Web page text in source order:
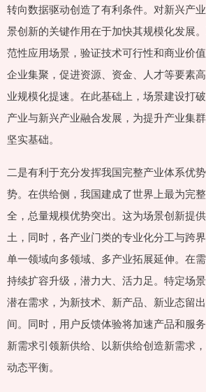
转向数据驱动创造了有利条件。对新兴产
景创新的关键作用在于加快其规模化发展
范性应用场景，验证技术可行性和商业价
企业集聚，促进资源、资金、人才等要素
业规模化提速。在此基础上，场景建设打
产业与新兴产业融合发展，为提升产业集
坚实基础。
二是有利于充分发挥我国完整产业体系优
势。在供给侧，我国建成了世界上最为完
全，总量规模优势突出。这为场景创新提
土，同时，各产业门类的专业化分工与跨
单一领域向多领域、多产业拓展延伸。在
持续扩容升级，潜力大、活力足。特定场
潜在需求，为新技术、新产品、新业态留
间。同时，用户反馈体验将加速产品和服
新需求引领新供给、以新供给创造新需求
动态平衡。